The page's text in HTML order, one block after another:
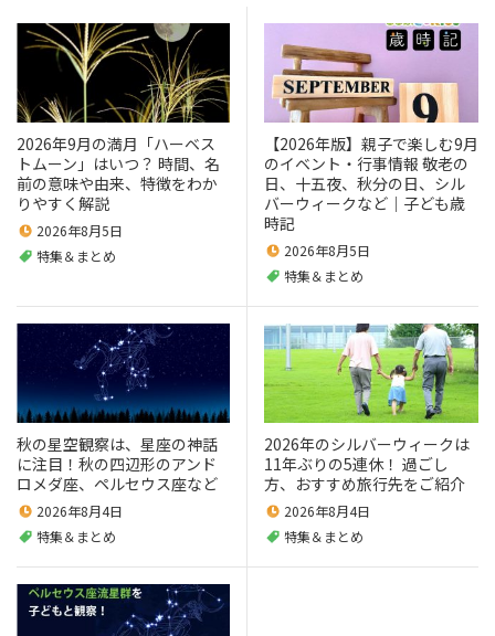
2026年9月の満月「ハーベス
トムーン」はいつ？ 時間、名
前の意味や由来、特徴をわか
りやすく解説
2026年8月5日
特集＆まとめ
【2026年版】親子で楽しむ9月
のイベント・行事情報 敬老の
日、十五夜、秋分の日、シル
バーウィークなど｜子ども歳
時記
2026年8月5日
特集＆まとめ
秋の星空観察は、星座の神話
に注目！秋の四辺形のアンド
ロメダ座、ペルセウス座など
2026年8月4日
特集＆まとめ
2026年のシルバーウィークは
11年ぶりの5連休！ 過ごし
方、おすすめ旅行先をご紹介
2026年8月4日
特集＆まとめ